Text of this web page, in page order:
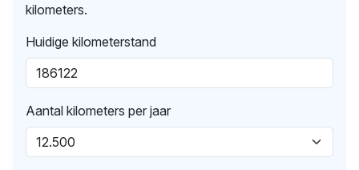
kilometers.
Huidige kilometerstand
Aantal kilometers per jaar